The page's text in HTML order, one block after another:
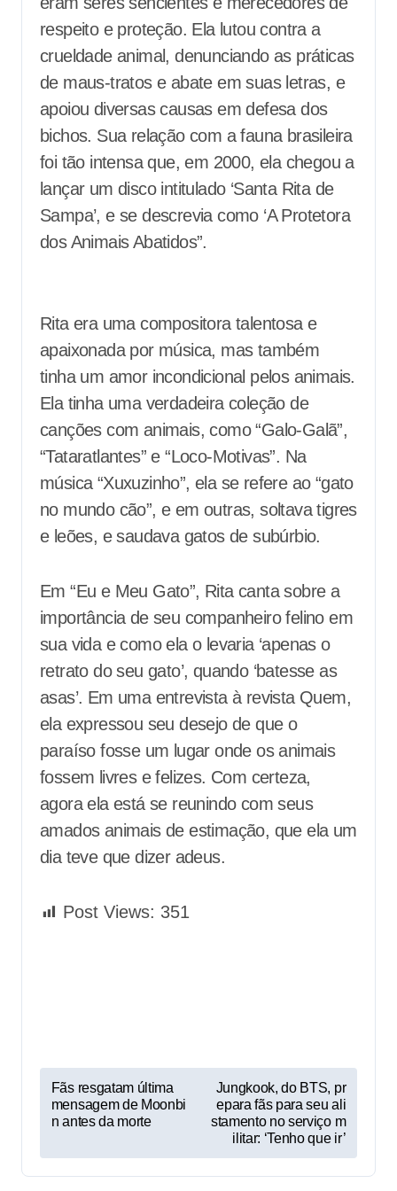
respeito e proteção. Ela lutou contra a
crueldade animal, denunciando as práticas
de maus-tratos e abate em suas letras, e
apoiou diversas causas em defesa dos
bichos. Sua relação com a fauna brasileira
foi tão intensa que, em 2000, ela chegou a
lançar um disco intitulado ‘Santa Rita de
Sampa’, e se descrevia como ‘A Protetora
dos Animais Abatidos”.
Rita era uma compositora talentosa e
apaixonada por música, mas também
tinha um amor incondicional pelos animais.
Ela tinha uma verdadeira coleção de
canções com animais, como “Galo-Galã”,
“Tataratlantes” e “Loco-Motivas”. Na
música “Xuxuzinho”, ela se refere ao “gato
no mundo cão”, e em outras, soltava tigres
e leões, e saudava gatos de subúrbio.
Em “Eu e Meu Gato”, Rita canta sobre a
importância de seu companheiro felino em
sua vida e como ela o levaria ‘apenas o
retrato do seu gato’, quando ‘batesse as
asas’. Em uma entrevista à revista Quem,
ela expressou seu desejo de que o
paraíso fosse um lugar onde os animais
fossem livres e felizes. Com certeza,
agora ela está se reunindo com seus
amados animais de estimação, que ela um
dia teve que dizer adeus.
Post Views: 351
P
o
t
Fãs resgatam última
mensagem de Moonbi
n antes da morte
Jungkook, do BTS, pr
epara fãs para seu ali
stamento no serviço m
ilitar: ‘Tenho que ir’